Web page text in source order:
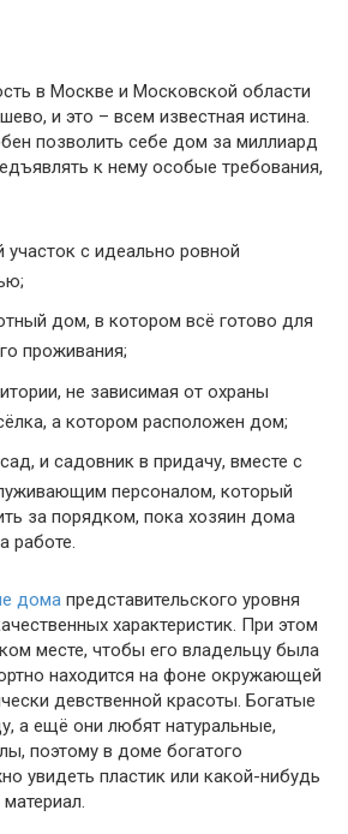
в Москве и Московской области
и это – всем известная истина.
позволить себе дом за миллиард
к нему особые требования,
участок с идеально ровной
дом, в котором всё готово для
проживания;
не зависимая от охраны
а котором расположен дом;
и садовник в придачу, вместе с
персоналом, который
за порядком, пока хозяин дома
работе.
дома представительского уровня
характеристик. При этом
месте, чтобы его владельцу была
находится на фоне окружающей
девственной красоты. Богатые
а ещё они любят натуральные,
поэтому в доме богатого
увидеть пластик или какой-нибудь